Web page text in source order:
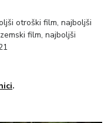
otroški film, najboljši
film, najboljši
.